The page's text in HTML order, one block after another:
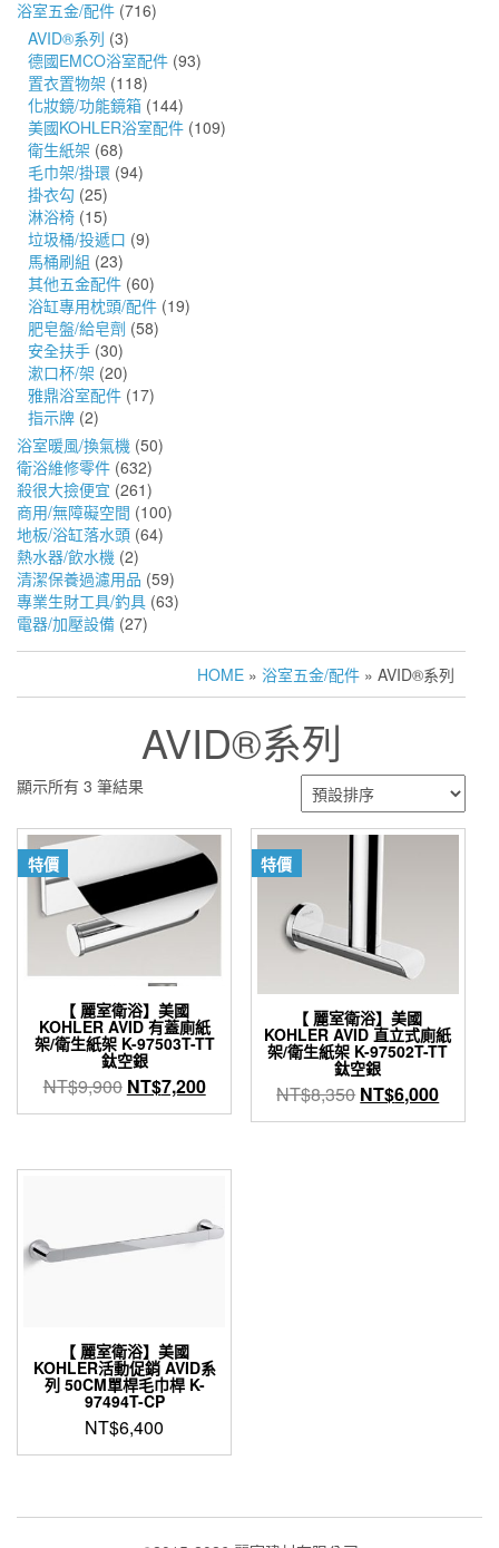
浴室五金/配件 (716)
AVID®系列 (3)
德國EMCO浴室配件 (93)
置衣置物架 (118)
化妝鏡/功能鏡箱 (144)
美國KOHLER浴室配件 (109)
衛生紙架 (68)
毛巾架/掛環 (94)
掛衣勾 (25)
淋浴椅 (15)
垃圾桶/投遞口 (9)
馬桶刷組 (23)
其他五金配件 (60)
浴缸專用枕頭/配件 (19)
肥皂盤/給皂劑 (58)
安全扶手 (30)
漱口杯/架 (20)
雅鼎浴室配件 (17)
指示牌 (2)
浴室暖風/換氣機 (50)
衛浴維修零件 (632)
殺很大撿便宜 (261)
商用/無障礙空間 (100)
地板/浴缸落水頭 (64)
熱水器/飲水機 (2)
清潔保養過濾用品 (59)
專業生財工具/釣具 (63)
電器/加壓設備 (27)
HOME » 浴室五金/配件 » AVID®系列
AVID®系列
顯示所有 3 筆結果
特價
【 麗室衛浴】美國
KOHLER AVID 有蓋廁紙
架/衛生紙架 K-97503T-TT
鈦空銀
NT$9,900 原
始
NT$7,200目
前
特價
【 麗室衛浴】美國
KOHLER AVID 直立式廁紙
架/衛生紙架 K-97502T-TT
鈦空銀
NT$8,350 原
始
NT$6,000目
前
【 麗室衛浴】美國
KOHLER活動促銷 AVID系
列 50CM單桿毛巾桿 K-
97494T-CP
NT$6,400